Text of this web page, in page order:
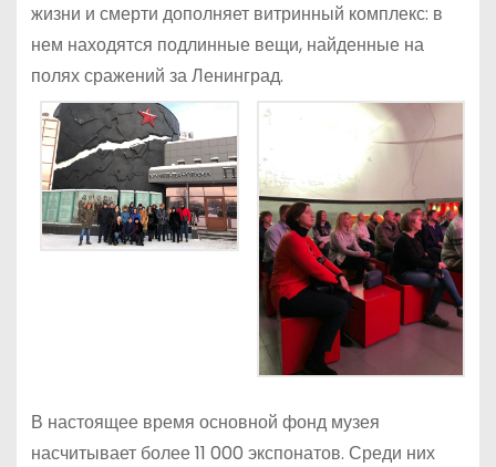
жизни и смерти дополняет витринный комплекс: в
нем находятся подлинные вещи, найденные на
полях сражений за Ленинград.
В настоящее время основной фонд музея
насчитывает более 11 000 экспонатов. Среди них